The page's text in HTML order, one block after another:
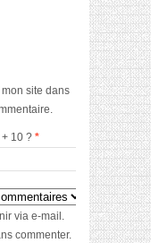
site dans
10 ? *
via e-mail.
commenter.